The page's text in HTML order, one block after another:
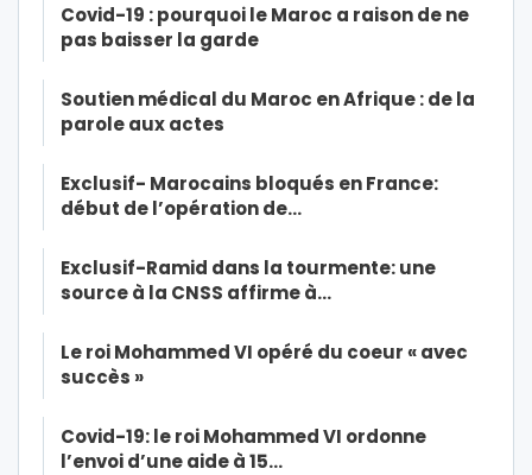
Covid-19 : pourquoi le Maroc a raison de ne
pas baisser la garde
Soutien médical du Maroc en Afrique : de la
parole aux actes
Exclusif- Marocains bloqués en France:
début de l’opération de…
Exclusif-Ramid dans la tourmente: une
source à la CNSS affirme à…
Le roi Mohammed VI opéré du coeur « avec
succès »
Covid-19: le roi Mohammed VI ordonne
l’envoi d’une aide à 15…